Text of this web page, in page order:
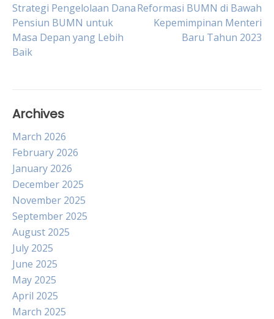
Post
navigation
Strategi Pengelolaan Dana
Pensiun BUMN untuk
Masa Depan yang Lebih
Baik
Reformasi BUMN di Bawah
Kepemimpinan Menteri
Baru Tahun 2023
Archives
March 2026
February 2026
January 2026
December 2025
November 2025
September 2025
August 2025
July 2025
June 2025
May 2025
April 2025
March 2025